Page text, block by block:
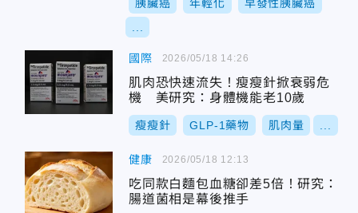
胰臟癌 年輕化 早發性胰臟癌
國際
肌肉恐快速流失！瘦瘦針掀衰弱危
機 美研究：身體機能老10歲
瘦瘦針 GLP-1藥物 肌肉量
2026/05/18 14:26
健康
吃同款白麵包血糖卻差5倍！研究：
腸道菌相是幕後推手
2026/05/18 12:13